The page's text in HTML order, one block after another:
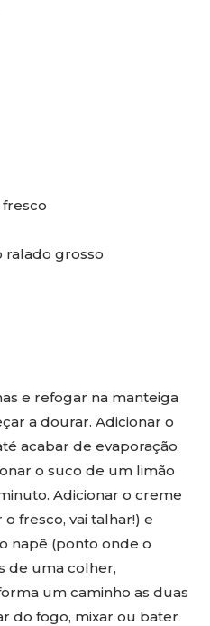
ralado grosso
e refogar na manteiga
a dourar. Adicionar o
acabar de evaporação
o suco de um limão
Adicionar o creme
fresco, vai talhar!) e
napê (ponto onde o
de uma colher,
um caminho as duas
do fogo, mixar ou bater